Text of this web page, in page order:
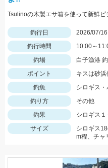
Tsulinoの木製エサ箱を使って新鮮
釣行日
2026/07/16
釣行時間
10:00～
釣場
白子漁港
ポイント
キスは砂
釣魚
シロギス
釣り方
その他
釣果
シロギス
サイズ
シロギス
m程、チャ